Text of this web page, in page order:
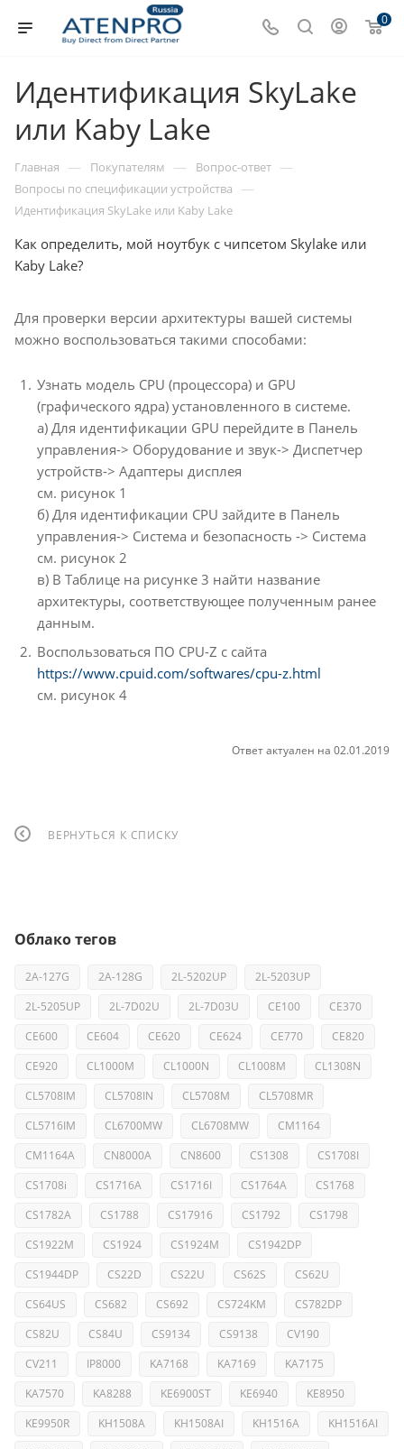
0
Идентификация SkyLake
или Kaby Lake
Главная — Покупателям — Вопрос-ответ —
Вопросы по спецификации устройства —
Идентификация SkyLake или Kaby Lake
Как определить, мой ноутбук с чипсетом Skylake или
Kaby Lake?
Для проверки версии архитектуры вашей системы
можно воспользоваться такими способами:
Узнать модель CPU (процессора) и GPU
(графического ядра) установленного в системе.
а) Для идентификации GPU перейдите в Панель
управления-> Оборудование и звук-> Диспетчер
устройств-> Адаптеры дисплея
см. рисунок 1
б) Для идентификации CPU зайдите в Панель
управления-> Система и безопасность -> Система
см. рисунок 2
в) В Таблице на рисунке 3 найти название
архитектуры, соответствующее полученным ранее
данным.
Воспользоваться ПО CPU-Z с сайта
https://www.cpuid.com/softwares/cpu-z.html
см. рисунок 4
Ответ актуален на 02.01.2019
ВЕРНУТЬСЯ К СПИСКУ
Облако тегов
2A-127G 2A-128G 2L-5202UP
2L-5203UP
2L-5205UP
2L-7D02U 2L-7D03U CE100
CE370
CE600
CE604 CE620 CE624 CE770
CE820
CE920
CL1000M CL1000N CL1008M
CL1308N
CL5708IM
CL5708IN CL5708M
CL5708MR
CL5716IM
CL6700MW CL6708MW
CM1164
CM1164A
CN8000A CN8600 CS1308
CS1708I
CS1708i
CS1716A CS1716I CS1764A
CS1768
CS1782A
CS1788 CS17916 CS1792
CS1798
CS1922M
CS1924 CS1924M
CS1942DP
CS1944DP
CS22D CS22U CS62S
CS62U
CS64US
CS682 CS692 CS724KM
CS782DP
CS82U
CS84U CS9134 CS9138
CV190
CV211
IP8000 KA7168 KA7169
KA7175
KA7570
KA8288 KE6900ST KE6940
KE8950
KE9950R
KH1508A KH1508AI KH1516A
KH1516AI